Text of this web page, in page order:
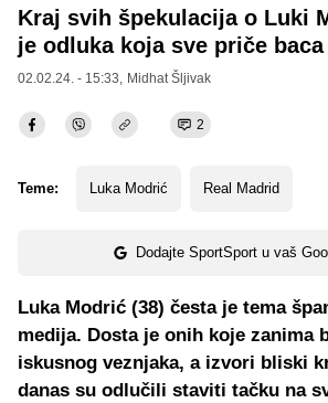
Kraj svih špekulacija o Luki
je odluka koja sve priče
02.02.24. - 15:33, Midhat Šljivak
2
Teme: Luka Modrić Real Madrid
Dodajte SportSport u vaš
Luka Modrić (38) česta je tema
medija. Dosta je onih koje zanima
iskusnog veznjaka, a izvori bliski
danas su odlučili staviti tačku na